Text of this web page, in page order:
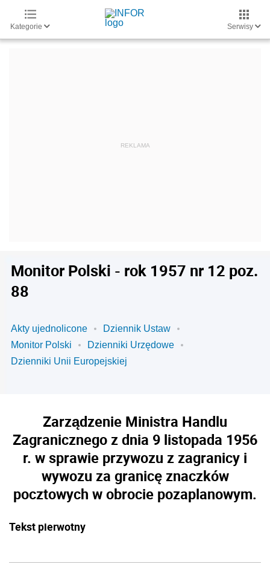
Kategorie Serwisy
Monitor Polski - rok 1957 nr 12 poz.
88
Akty ujednolicone
Dziennik Ustaw
Monitor Polski
Dzienniki Urzędowe
Dzienniki Unii Europejskiej
Zarządzenie Ministra Handlu
Zagranicznego z dnia 9 listopada 1956
r. w sprawie przywozu z zagranicy i
wywozu za granicę znaczków
pocztowych w obrocie pozaplanowym.
Tekst pierwotny